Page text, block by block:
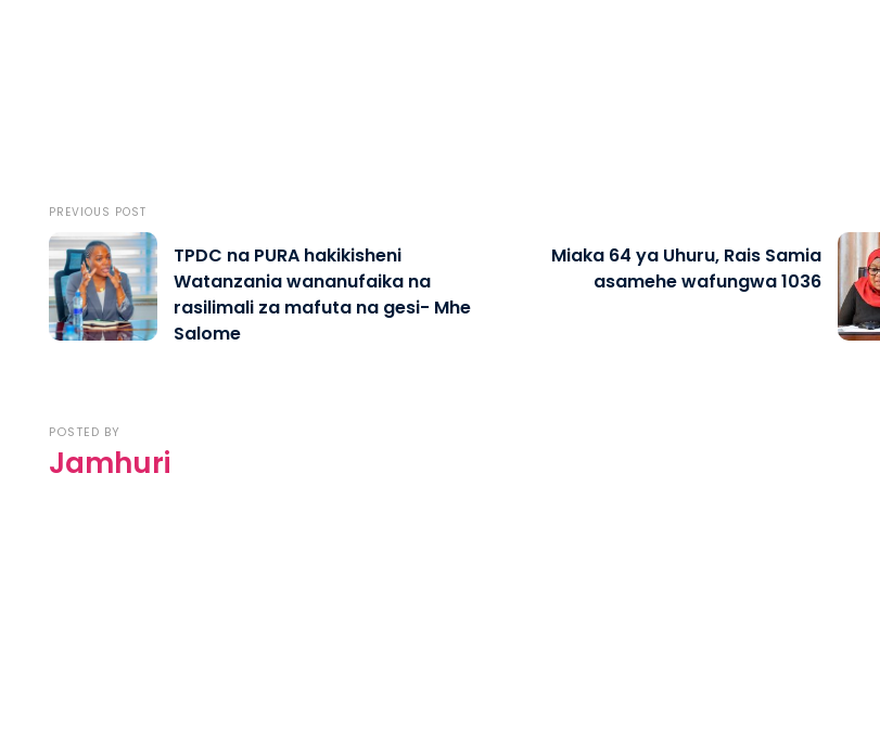
PREVIOUS POST
TPDC na PURA hakikisheni
Watanzania wananufaika na
rasilimali za mafuta na gesi- Mhe
Salome
Miaka 64 ya Uhuru, Rais Samia
asamehe wafungwa 1036
POSTED BY
Jamhuri